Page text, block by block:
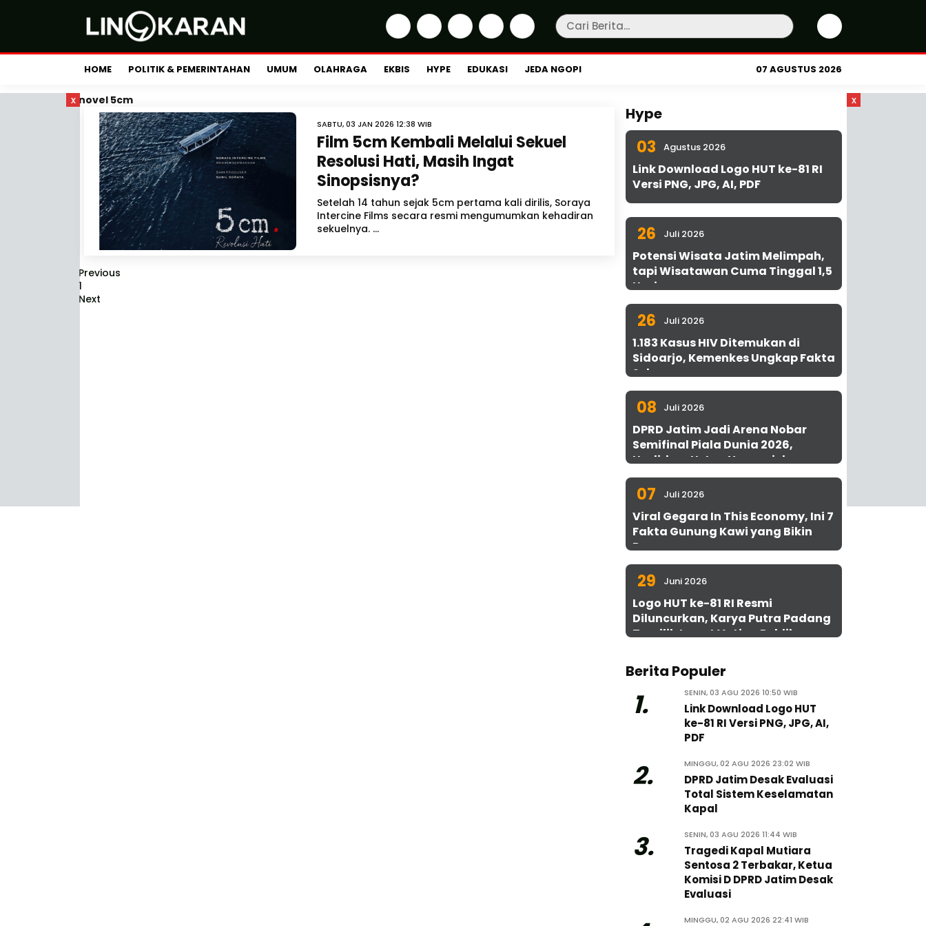
HOME POLITIK & PEMERINTAHAN UMUM OLAHRAGA EKBIS HYPE EDUKASI JEDA NGOPI 07 AGUSTUS 2026
x x
novel 5cm
SABTU, 03 JAN 2026 12:38 WIB
Film 5cm Kembali Melalui Sekuel
Resolusi Hati, Masih Ingat
Sinopsisnya?
Setelah 14 tahun sejak 5cm pertama kali dirilis, Soraya
Intercine Films secara resmi mengumumkan kehadiran
sekuelnya. ...
Previous
1
Next
Hype
03 Agustus 2026
Link Download Logo HUT ke-81 RI
Versi PNG, JPG, AI, PDF
26 Juli 2026
Potensi Wisata Jatim Melimpah,
tapi Wisatawan Cuma Tinggal 1,5
Hari
26 Juli 2026
1.183 Kasus HIV Ditemukan di
Sidoarjo, Kemenkes Ungkap Fakta
Sebenarnya
08 Juli 2026
DPRD Jatim Jadi Arena Nobar
Semifinal Piala Dunia 2026,
Hadirkan Uston Nawawi dan
UMKM Gratis untuk 1.000 Warga
07 Juli 2026
Viral Gegara In This Economy, Ini 7
Fakta Gunung Kawi yang Bikin
Penasaran
29 Juni 2026
Logo HUT ke-81 RI Resmi
Diluncurkan, Karya Putra Padang
Terpilih Lewat Voting Publik
Berita Populer
1. SENIN, 03 AGU 2026 10:50 WIB
Link Download Logo HUT
ke-81 RI Versi PNG, JPG, AI,
PDF
2. MINGGU, 02 AGU 2026 23:02 WIB
DPRD Jatim Desak Evaluasi
Total Sistem Keselamatan
Kapal
3. SENIN, 03 AGU 2026 11:44 WIB
Tragedi Kapal Mutiara
Sentosa 2 Terbakar, Ketua
Komisi D DPRD Jatim Desak
Evaluasi
MINGGU, 02 AGU 2026 22:41 WIB